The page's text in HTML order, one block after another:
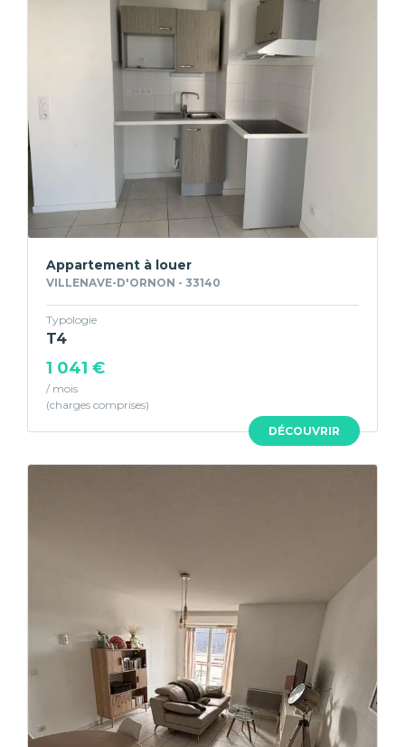
DÉCOUVRIR
Appartement à louer
VILLENAVE-D'ORNON - 33140
Typologie
T4
1 041 €
/ mois